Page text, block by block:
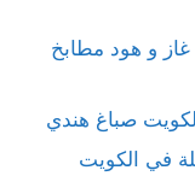
و هود مطابخ
صباغ هندي
في الكويت